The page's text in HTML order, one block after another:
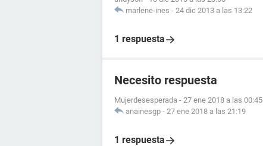
marlene-ines - 24 dic 2013 a las 13:22
1 respuesta
Necesito respuesta
Mujerdesesperada - 27 ene 2018 a las 00:45
anainesgp - 27 ene 2018 a las 21:19
1 respuesta